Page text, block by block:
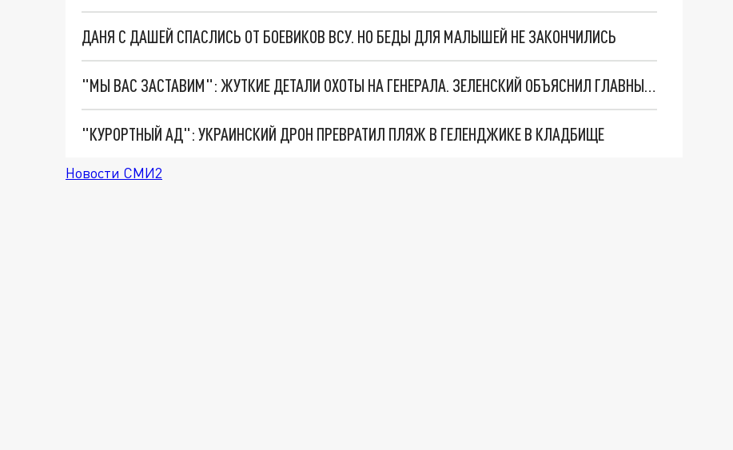
ДАНЯ С ДАШЕЙ СПАСЛИСЬ ОТ БОЕВИКОВ ВСУ. НО БЕДЫ ДЛЯ МАЛЫШЕЙ НЕ ЗАКОНЧИЛИСЬ
"МЫ ВАС ЗАСТАВИМ": ЖУТКИЕ ДЕТАЛИ ОХОТЫ НА ГЕНЕРАЛА. ЗЕЛЕНСКИЙ ОБЪЯСНИЛ ГЛАВНЫЙ СМЫСЛ ТЕРАКТА В ЦЕНТРЕ МОСКВЫ
"КУРОРТНЫЙ АД": УКРАИНСКИЙ ДРОН ПРЕВРАТИЛ ПЛЯЖ В ГЕЛЕНДЖИКЕ В КЛАДБИЩЕ
Новости СМИ2